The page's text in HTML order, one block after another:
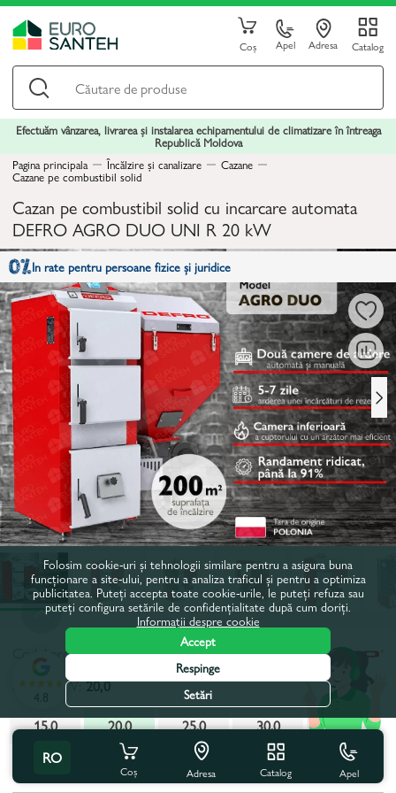
Coș Apel Adresa Catalog
Efectuăm vânzarea, livrarea și instalarea echipamentului de climatizare în întreaga
Republică Moldova
Pagina principala
Încălzire și canalizare Cazane
Cazane pe combustibil solid
Cazan pe combustibil solid cu incarcare automata
DEFRO AGRO DUO UNI R 20 kW
In rate pentru persoane fizice și juridice
Codul produsului:1417033
Putere, kW:20,0
15,0
20,0 25,0 30,0
35,0
Toate caracteristicile
RO
Coș Adresa Catalog Apel
4.8
Folosim cookie-uri și tehnologii similare pentru a asigura buna
funcționare a site-ului, pentru a analiza traficul și pentru a optimiza
publicitatea. Puteți accepta toate cookie-urile, le puteți refuza sau
puteți configura setările de confidențialitate după cum doriți.
Informații despre cookie
Accept
Respinge
Setări